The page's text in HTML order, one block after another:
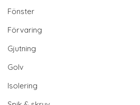
Fönster
Förvaring
Gjutning
Golv
Isolering